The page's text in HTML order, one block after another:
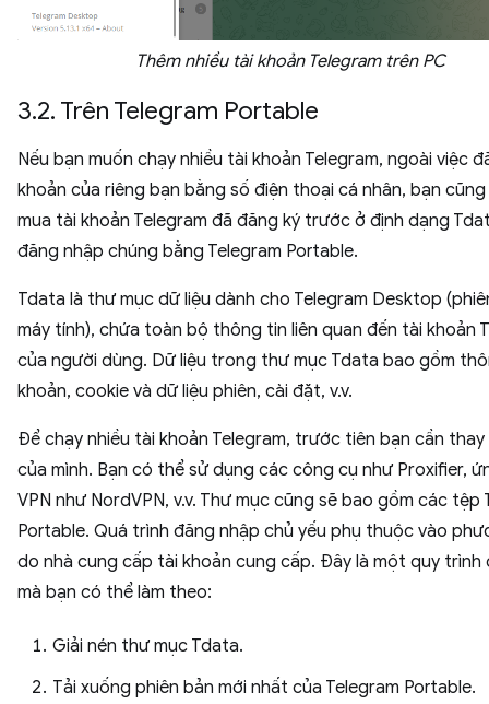
Thêm nhiều tài khoản Telegram trên PC
3.2. Trên Telegram Portable
Nếu bạn muốn chạy nhiều tài khoản Telegram, ngoài việc
khoản của riêng bạn bằng số điện thoại cá nhân, bạn
mua tài khoản Telegram đã đăng ký trước ở định dạng
đăng nhập chúng bằng Telegram Portable.
Tdata là thư mục dữ liệu dành cho Telegram Desktop
máy tính), chứa toàn bộ thông tin liên quan đến tài khoản
của người dùng. Dữ liệu trong thư mục Tdata bao gồm
khoản, cookie và dữ liệu phiên, cài đặt, v.v.
Để chạy nhiều tài khoản Telegram, trước tiên bạn cần thay
của mình. Bạn có thể sử dụng các công cụ như Proxifier,
VPN như NordVPN, v.v. Thư mục cũng sẽ bao gồm các tệp
Portable. Quá trình đăng nhập chủ yếu phụ thuộc vào
do nhà cung cấp tài khoản cung cấp. Đây là một quy trình
mà bạn có thể làm theo:
Giải nén thư mục Tdata.
Tải xuống phiên bản mới nhất của Telegram Portable.